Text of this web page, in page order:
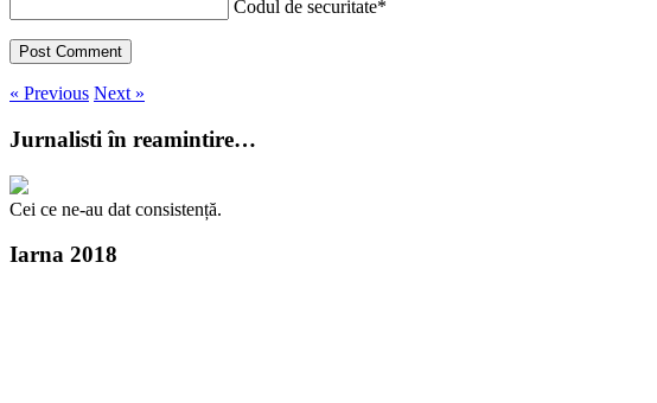
Codul de securitate*
« Previous Next »
Jurnalisti în reamintire…
Cei ce ne-au dat consistență.
Iarna 2018